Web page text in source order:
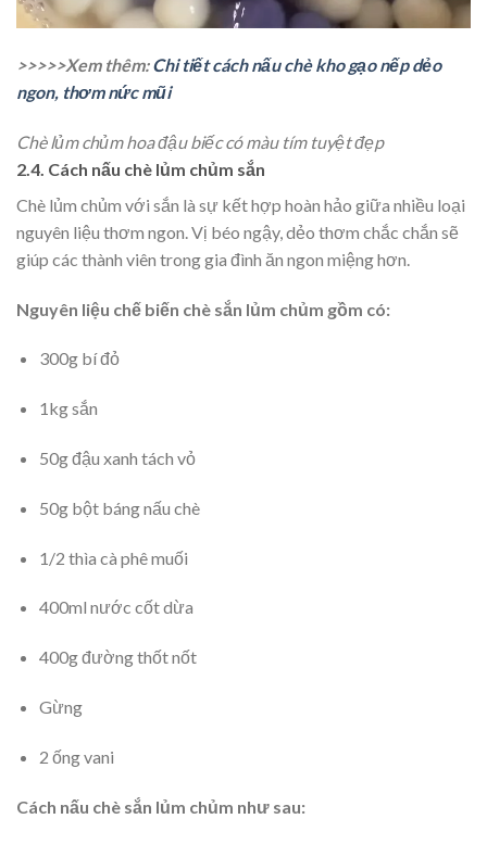
>>>>>Xem thêm:Chi tiết cách nấu chè kho gạo nếp dẻo
ngon, thơm nức mũi
Chè lủm chủm hoa đậu biếc có màu tím tuyệt đẹp
2.4. Cách nấu chè lủm chủm sắn
Chè lủm chủm với sắn là sự kết hợp hoàn hảo giữa nhiều loại
nguyên liệu thơm ngon. Vị béo ngậy, dẻo thơm chắc chắn sẽ
giúp các thành viên trong gia đình ăn ngon miệng hơn.
Nguyên liệu chế biến chè sắn lủm chủm gồm có:
300g bí đỏ
1kg sắn
50g đậu xanh tách vỏ
50g bột báng nấu chè
1/2 thìa cà phê muối
400ml nước cốt dừa
400g đường thốt nốt
Gừng
2 ống vani
Cách nấu chè sắn lủm chủm như sau: